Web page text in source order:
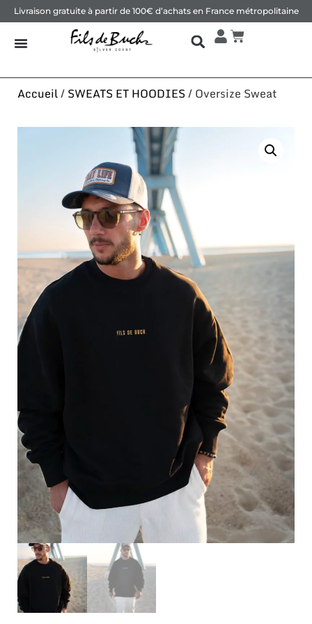
Livraison gratuite à partir de 100€ d’achats en France métropolitaine
Accueil/SWEATS ET HOODIES/ Oversize Sweat